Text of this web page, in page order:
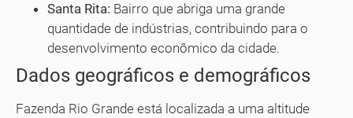
Santa Rita: Bairro que abriga uma grande
quantidade de indústrias, contribuindo para o
desenvolvimento econômico da cidade.
Dados geográficos e demográficos
Fazenda Rio Grande está localizada a uma altitude